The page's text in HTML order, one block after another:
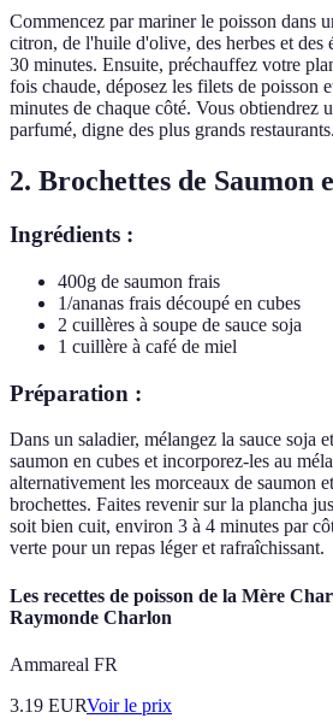
Commencez par mariner le poisson dans
citron, de l'huile d'olive, des herbes et des
30 minutes. Ensuite, préchauffez votre
fois chaude, déposez les filets de poisson
minutes de chaque côté. Vous obtiendrez
parfumé, digne des plus grands restaurants.
2. Brochettes de Saumon
Ingrédients :
400g de saumon frais
1/ananas frais découpé en cubes
2 cuillères à soupe de sauce soja
1 cuillère à café de miel
Préparation :
Dans un saladier, mélangez la sauce soja
saumon en cubes et incorporez-les au
alternativement les morceaux de saumon
brochettes. Faites revenir sur la plancha
soit bien cuit, environ 3 à 4 minutes par
verte pour un repas léger et rafraîchissant.
Les recettes de poisson de la Mère
Raymonde Charlon
Ammareal FR
3.19 EURVoir le prix